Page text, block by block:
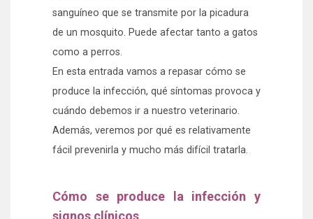
sanguíneo que se transmite por la picadura
de un mosquito. Puede afectar tanto a gatos
como a perros.
En esta entrada vamos a repasar cómo se
produce la infección, qué síntomas provoca y
cuándo debemos ir a nuestro veterinario.
Además, veremos por qué es relativamente
fácil prevenirla y mucho más difícil tratarla.
Cómo se produce la infección y
signos clínicos